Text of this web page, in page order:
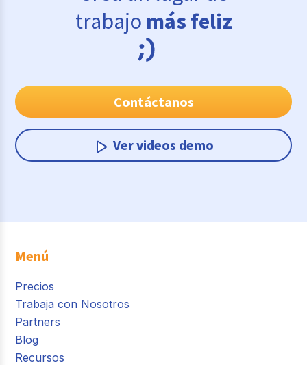
trabajo más feliz
Contáctanos
Ver videos demo
Menú
Precios
Trabaja con Nosotros
Partners
Blog
Recursos